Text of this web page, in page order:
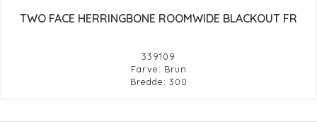
TWO FACE HERRINGBONE ROOMWIDE BLACKOUT FR
339109
Farve: Brun
Bredde: 300